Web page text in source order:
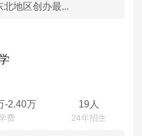
地区创办最...
-2.40万 19人